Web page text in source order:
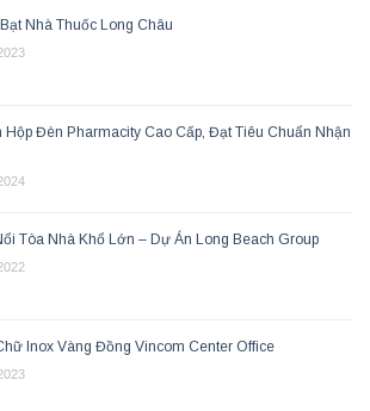
Nhà Thuốc Long Châu
Hộp Đèn Pharmacity Cao Cấp, Đạt Tiêu Chuẩn Nhận
Tòa Nhà Khổ Lớn – Dự Án Long Beach Group
Inox Vàng Đồng Vincom Center Office